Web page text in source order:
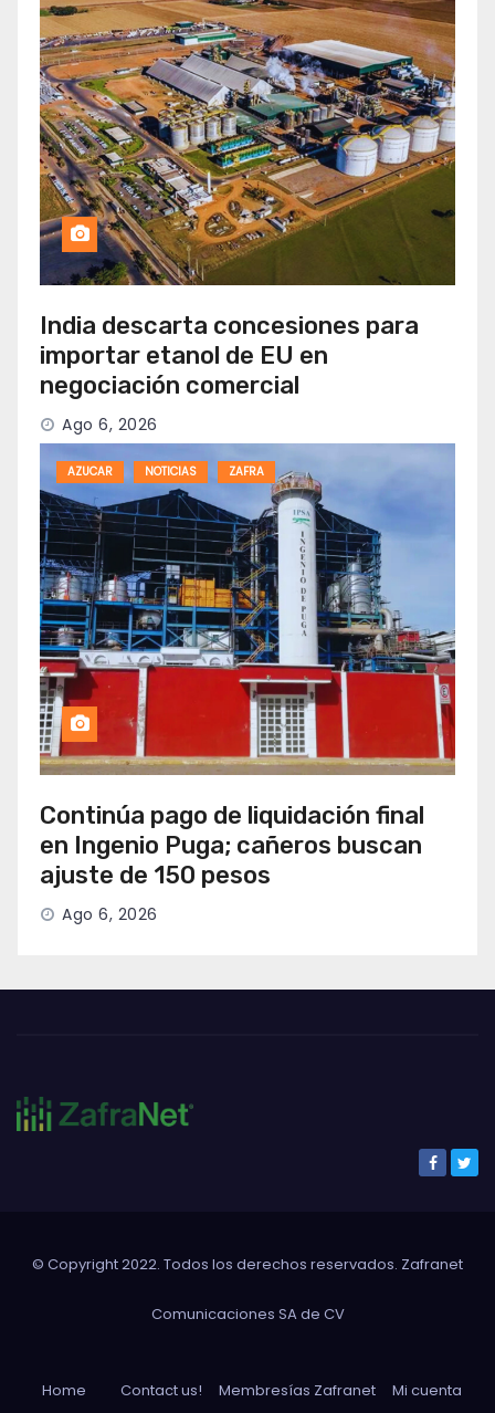
India descarta concesiones para
importar etanol de EU en
negociación comercial
Ago 6, 2026
AZUCAR NOTICIAS ZAFRA
Continúa pago de liquidación final
en Ingenio Puga; cañeros buscan
ajuste de 150 pesos
Ago 6, 2026
© Copyright 2022. Todos los derechos reservados. Zafranet
Comunicaciones SA de CV
Home Contact us! Membresías Zafranet Mi cuenta